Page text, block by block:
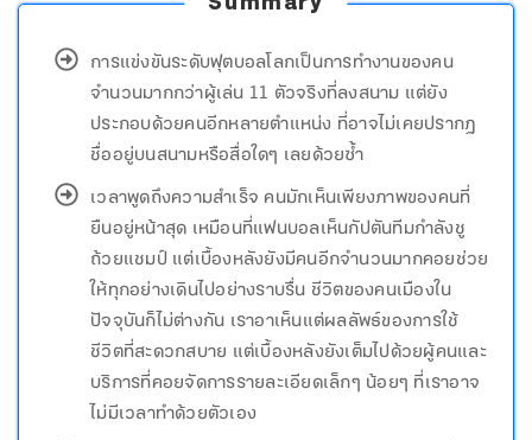
การแข่งขันระดับฟุตบอลโลกเป็นการทำงานของคน
จำนวนมากกว่าผู้เล่น 11 ตัวจริงที่ลงสนาม แต่ยัง
ประกอบด้วยคนอีกหลายตำแหน่ง ที่อาจไม่เคยปรากฏ
ชื่ออยู่บนสนามหรือสื่อใดๆ เลยด้วยซ้ำ
เวลาพูดถึงความสำเร็จ คนมักเห็นเพียงภาพของคนที่
ยืนอยู่หน้าสุด เหมือนที่แฟนบอลเห็นกัปตันทีมกำลังชู
ถ้วยแชมป์ แต่เบื้องหลังยังมีคนอีกจำนวนมากคอยช่วย
ให้ทุกอย่างเดินไปอย่างราบรื่น ชีวิตของคนเมืองใน
ปัจจุบันก็ไม่ต่างกัน เราอาเห็นแต่ผลลัพธ์ของการใช้
ชีวิตที่สะดวกสบาย แต่เบื้องหลังยังเต็มไปด้วยผู้คนและ
บริการที่คอยจัดการรายละเอียดเล็กๆ น้อยๆ ที่เราอาจ
ไม่มีเวลาทำด้วยตัวเอง